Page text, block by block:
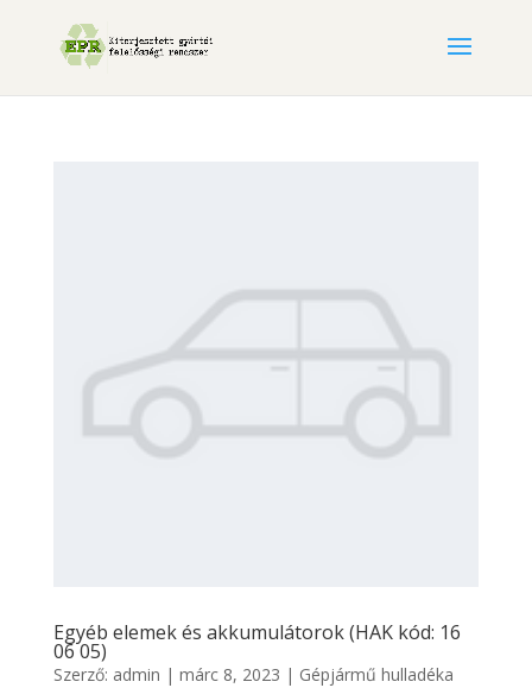
Egyéb elemek és akkumulátorok (HAK kód: 16
06 05)
Szerző: admin | márc 8, 2023 | Gépjármű hulladéka